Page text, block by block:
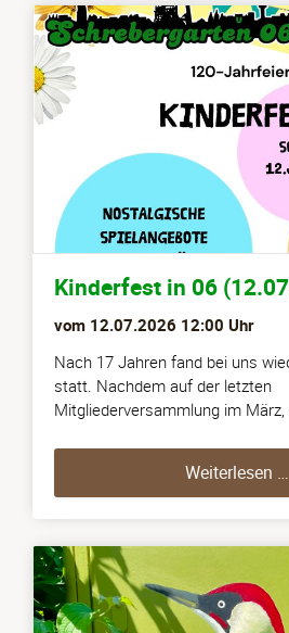
Kinderfest in 06
vom 12.07.2026 12:00 Uhr
Nach 17 Jahren fand bei uns
statt. Nachdem auf der letzten
Mitgliederversammlung im
Weiterlesen …